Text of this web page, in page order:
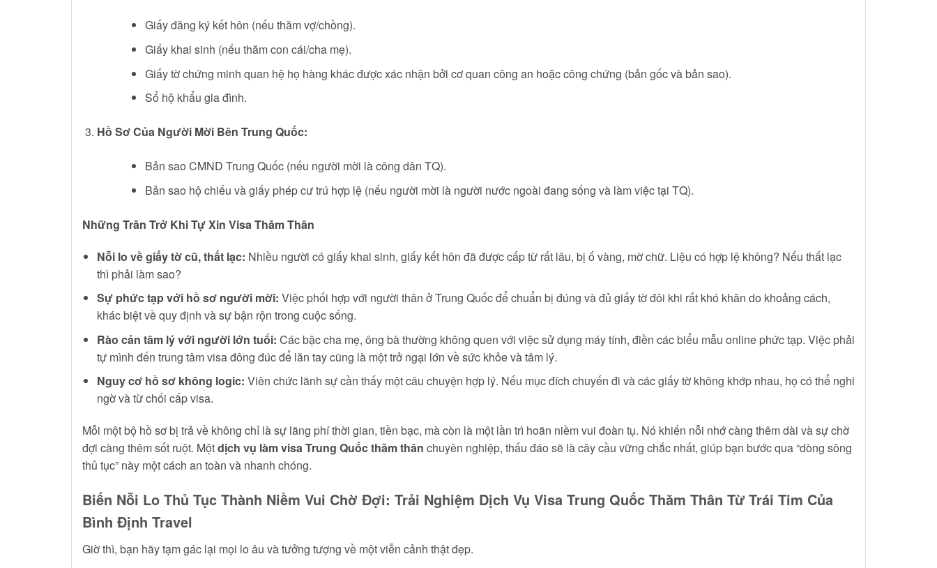
Giấy đăng ký kết hôn (nếu thăm vợ/chồng).
Giấy khai sinh (nếu thăm con cái/cha mẹ).
Giấy tờ chứng minh quan hệ họ hàng khác được xác nhận bởi cơ quan công an hoặc công chứng (bản gốc và bản sao).
Sổ hộ khẩu gia đình.
Hồ Sơ Của Người Mời Bên Trung Quốc:
Bản sao CMND Trung Quốc (nếu người mời là công dân TQ).
Bản sao hộ chiếu và giấy phép cư trú hợp lệ (nếu người mời là người nước ngoài đang sống và làm việc tại TQ).
Những Trăn Trở Khi Tự Xin Visa Thăm Thân
Nỗi lo về giấy tờ cũ, thất lạc: Nhiều người có giấy khai sinh, giấy kết hôn đã được cấp từ rất lâu, bị ố vàng, mờ chữ. Liệu có hợp lệ không? Nếu thất lạc
thì phải làm sao?
Sự phức tạp với hồ sơ người mời: Việc phối hợp với người thân ở Trung Quốc để chuẩn bị đúng và đủ giấy tờ đôi khi rất khó khăn do khoảng cách,
khác biệt về quy định và sự bận rộn trong cuộc sống.
Rào cản tâm lý với người lớn tuổi: Các bậc cha mẹ, ông bà thường không quen với việc sử dụng máy tính, điền các biểu mẫu online phức tạp. Việc phải
tự mình đến trung tâm visa đông đúc để lăn tay cũng là một trở ngại lớn về sức khỏe và tâm lý.
Nguy cơ hồ sơ không logic: Viên chức lãnh sự cần thấy một câu chuyện hợp lý. Nếu mục đích chuyến đi và các giấy tờ không khớp nhau, họ có thể nghi
ngờ và từ chối cấp visa.
Mỗi một bộ hồ sơ bị trả về không chỉ là sự lãng phí thời gian, tiền bạc, mà còn là một lần trì hoãn niềm vui đoàn tụ. Nó khiến nỗi nhớ càng thêm dài và sự chờ
đợi càng thêm sốt ruột. Mộtdịch vụ làm visa Trung Quốc thăm thân chuyên nghiệp, thấu đáo sẽ là cây cầu vững chắc nhất, giúp bạn bước qua “dòng sông
thủ tục” này một cách an toàn và nhanh chóng.
Biến Nỗi Lo Thủ Tục Thành Niềm Vui Chờ Đợi: Trải Nghiệm Dịch Vụ Visa Trung Quốc Thăm Thân Từ Trái Tim Của
Bình Định Travel
Giờ thì, bạn hãy tạm gác lại mọi lo âu và tưởng tượng về một viễn cảnh thật đẹp.